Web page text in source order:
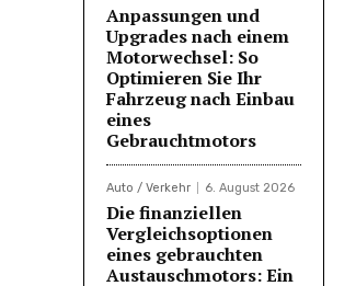
Anpassungen und
Upgrades nach einem
Motorwechsel: So
Optimieren Sie Ihr
Fahrzeug nach Einbau
eines
Gebrauchtmotors
Auto / Verkehr 6. August 2026
Die finanziellen
Vergleichsoptionen
eines gebrauchten
Austauschmotors: Ein